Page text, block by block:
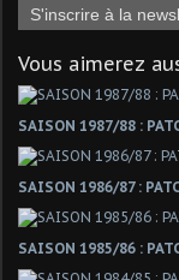
S'inscrire à la
Vous aimerez
SAISON 1987/88 :
SAISON 1986/87 :
SAISON 1985/86 :